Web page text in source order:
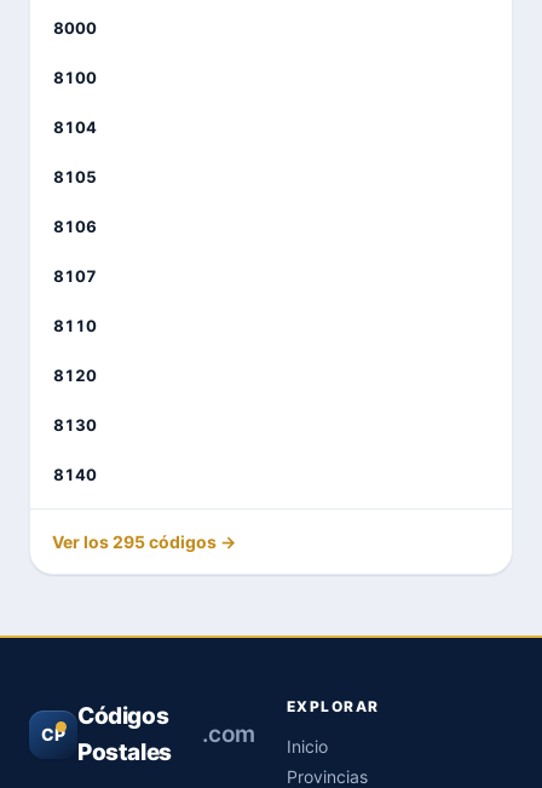
8000
8100
8104
8105
8106
8107
8110
8120
8130
8140
Ver los 295 códigos →
CP
Códigos
Postales
.com
EXPLORAR
Inicio
Provincias